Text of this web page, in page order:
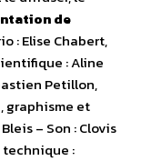
de
: Elise Chabert,
: Aline
Petillon,
graphisme et
– Son : Clovis
: